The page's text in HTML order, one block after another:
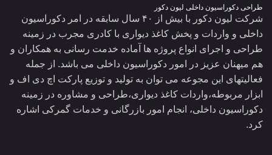
طراحی دکوراسیون داخلی لیون دکور
شرکت لیون دکور با بیش از ۴۰ سال سابقه در امر دکوراسیون
داخلی و واردات و پخش کاغذ دیواری با کادری مجرب در زمینه
طراحی و اجرای انواع پروژه ها آماده خدمت رسانی به همکاران و
هم میهنان عزیز در امور دکوراسیون داخلی می باشد. از جمله
فعالیتهای این مجوعه می توان به تولید و توزیع پارکت اچ دی اف و
ابزار مربوطه،واردات کاغذ دیواری،طراحی و مشاوره در زمینه
دکوراسیون داخلی، انجام امور بازرگانی و خدمات گمرکی اشاره
کرد.